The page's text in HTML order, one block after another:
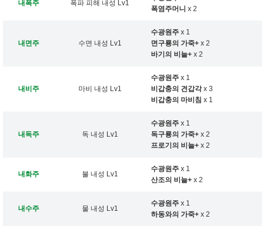
내폭주 폭파 피해 내성 Lv1
폭염주머니 x 2
내면주 수면 내성 Lv1
수광원주 x 1
면구룡의 가죽+ x 2
바기의 비늘+ x 2
내비주 마비 내성 Lv1
수광원주 x 1
비갑충의 견갑각x 3
비갑충의 마비침 x 1
내독주 독 내성 Lv1
수광원주 x 1
독구룡의 가죽+ x 2
프로기의 비늘+ x 2
내화주 불 내성 Lv1
수광원주 x 1
산조의 비늘+ x 2
내수주 물 내성 Lv1
수광원주 x 1
하동와의 가죽+ x 2